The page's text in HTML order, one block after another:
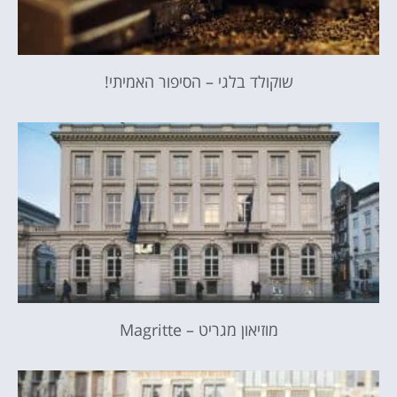
שוקולד בלגי – הסיפור האמיתי!
מוזיאון מגריט – Magritte